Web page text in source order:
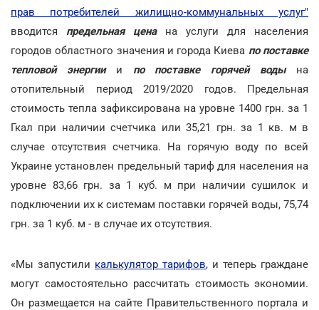
прав потребителей жилищно-коммунальных услуг"
вводится предельная ценана услуги для населения
городов областного значения и города Киева по поставке
тепловой энергиии по поставке горячей водына
отопительный период 2019/2020 годов. Предельная
стоимость тепла зафиксирована на уровне 1400 грн. за 1
Гкал при наличии счетчика или 35,21 грн. за 1 кв. м в
случае отсутствия счетчика. На горячую воду по всей
Украине установлен предельный тариф для населения на
уровне 83,66 грн. за 1 куб. м при наличии сушилок и
подключении их к системам поставки горячей воды, 75,74
грн. за 1 куб. м - в случае их отсутствия.
«Мы запустили калькулятор тарифов, и теперь граждане
могут самостоятельно рассчитать стоимость экономии.
Он размещается на сайте Правительственного портала и